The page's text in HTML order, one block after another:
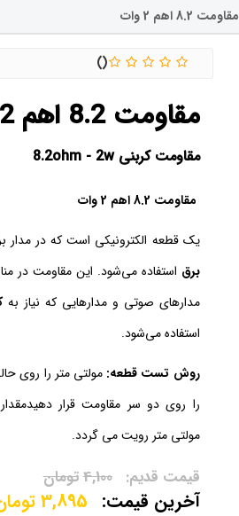
مقاومت 8.2 اهم 2 وات
مقاومت 8.2 اهم 2 وات
مقاومت کربنی 8.2ohm - 2w
مقاومت 8.2 اهم 2 وات
یک قطعه الکترونیکی است که در مدار
برق استفاده می‌شود. این مقاومت در
مدارهای صوتی و مدارهایی که نیاز به
استفاده می‌شود.
روش تست قطعه:
مولتی متر رویت می گردد.
3,895
4,100تومان